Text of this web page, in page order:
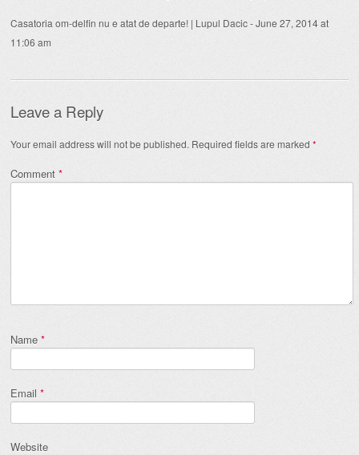
Casatoria om-delfin nu e atat de departe! | Lupul Dacic-June 27, 2014 at
11:06 am
Leave a Reply
Your email address will not be published. Required fields are marked *
Comment *
Name *
Email *
Website